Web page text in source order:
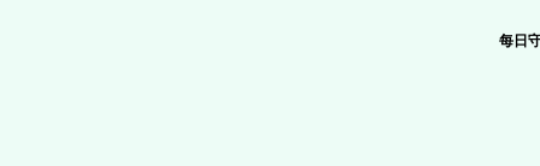
每日